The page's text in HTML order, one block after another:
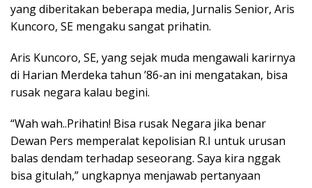
yang diberitakan beberapa media, Jurnalis Senior, Aris
Kuncoro, SE mengaku sangat prihatin.
Aris Kuncoro, SE, yang sejak muda mengawali karirnya
di Harian Merdeka tahun ’86-an ini mengatakan, bisa
rusak negara kalau begini.
“Wah wah..Prihatin! Bisa rusak Negara jika benar
Dewan Pers memperalat kepolisian R.I untuk urusan
balas dendam terhadap seseorang. Saya kira nggak
bisa gitulah,” ungkapnya menjawab pertanyaan